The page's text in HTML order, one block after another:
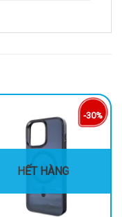
-30%
HẾT HÀNG